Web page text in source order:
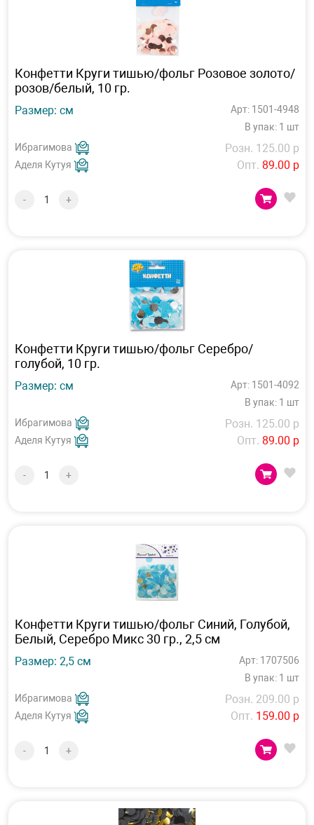
Конфетти Круги тишью/фольг Розовое золото/
розов/белый, 10 гр.
Размер: см
Арт: 1501-4948
В упак: 1 шт
Ибрагимова
Аделя Кутуя
Розн. 125.00 р
Опт. 89.00 р
- +
Конфетти Круги тишью/фольг Серебро/
голубой, 10 гр.
Размер: см
Арт: 1501-4092
В упак: 1 шт
Ибрагимова
Аделя Кутуя
Розн. 125.00 р
Опт. 89.00 р
- +
Конфетти Круги тишью/фольг Синий, Голубой,
Белый, Серебро Микс 30 гр., 2,5 см
Размер: 2,5 см
Арт: 1707506
В упак: 1 шт
Ибрагимова
Аделя Кутуя
Розн. 209.00 р
Опт. 159.00 р
- +